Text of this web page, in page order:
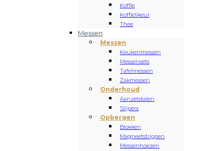
Koffie
Koffielikeur
Thee
Messen
Messen
Keukenmessen
Messensets
Tafelmessen
Zakmessen
Onderhoud
Aanzetstalen
Slijpers
Opbergen
Blokken
Magneetstrippen
Messenhoezen